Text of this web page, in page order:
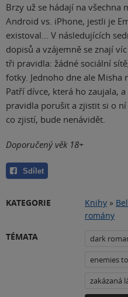
Brzy už se hádají na všechna
Android vs. iPhone, jestli je
existoval… V následujících
dopisů a vzájemně se znají
tři pravidla: žádné sociální
fotky. Jednoho dne ale Misha
Patří dívce, která ho zaujala,
pravidla porušit a zjistit si o ní
co zjistí, bude nenávidět.
Doporučený věk 18+
Sdílet
KATEGORIE Knihy »
romány
TÉMATA
dark
enemies
zakázaná